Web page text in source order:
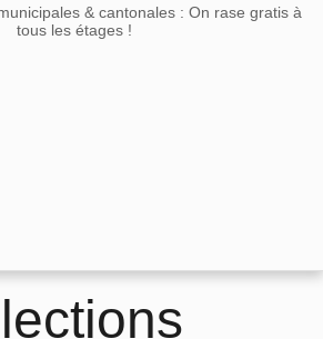
& cantonales : On rase gratis à
tous les étages !